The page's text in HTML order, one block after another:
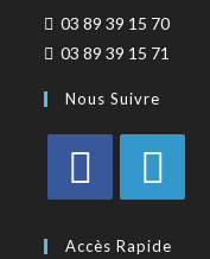
03 89 39 15 70
03 89 39 15 71
Nous Suivre
Accès Rapide